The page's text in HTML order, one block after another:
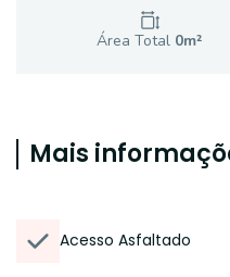
Área Total 0m²
Mais
Acesso Asfaltado